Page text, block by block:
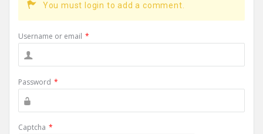
You must login to add a comment.
Username or email *
Password *
Captcha *